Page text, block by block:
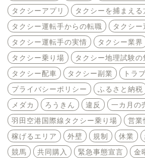
タクシーアプリ
タクシーを捕まえる
タクシー運転手からの転職
タクシ
タクシー運転手の実情
タクシー業界
タクシー乗り場
タクシー地理試験の
タクシー配車
タクシー副業
トラ
プライバシーポリシー
ふるさと納税
メダカ
ろうきん 違反 一カ月の
羽田空港国際線タクシー乗り場
営業
稼げるエリア
外壁 規制 休業
競馬
共同購入 緊急事態宣言 金